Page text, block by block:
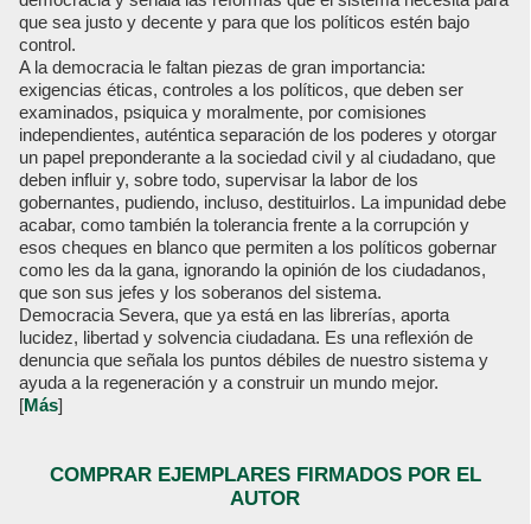
que sea justo y decente y para que los políticos estén bajo
control.
A la democracia le faltan piezas de gran importancia:
exigencias éticas, controles a los políticos, que deben ser
examinados, psiquica y moralmente, por comisiones
independientes, auténtica separación de los poderes y otorgar
un papel preponderante a la sociedad civil y al ciudadano, que
deben influir y, sobre todo, supervisar la labor de los
gobernantes, pudiendo, incluso, destituirlos. La impunidad debe
acabar, como también la tolerancia frente a la corrupción y
esos cheques en blanco que permiten a los políticos gobernar
como les da la gana, ignorando la opinión de los ciudadanos,
que son sus jefes y los soberanos del sistema.
Democracia Severa, que ya está en las librerías, aporta
lucidez, libertad y solvencia ciudadana. Es una reflexión de
denuncia que señala los puntos débiles de nuestro sistema y
ayuda a la regeneración y a construir un mundo mejor.
[Más]
COMPRAR EJEMPLARES FIRMADOS POR EL
AUTOR